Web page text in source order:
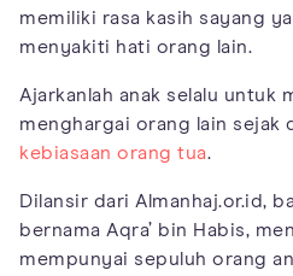
memiliki rasa kasih sayang
menyakiti hati orang lain.
Ajarkanlah anak selalu untuk
menghargai orang lain sejak
kebiasaan orang tua.
Dilansir dari Almanhaj.or.id,
bernama Aqra’ bin Habis,
mempunyai sepuluh orang